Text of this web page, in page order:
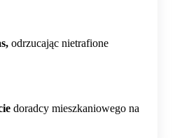
odrzucając nietrafione
doradcy mieszkaniowego na